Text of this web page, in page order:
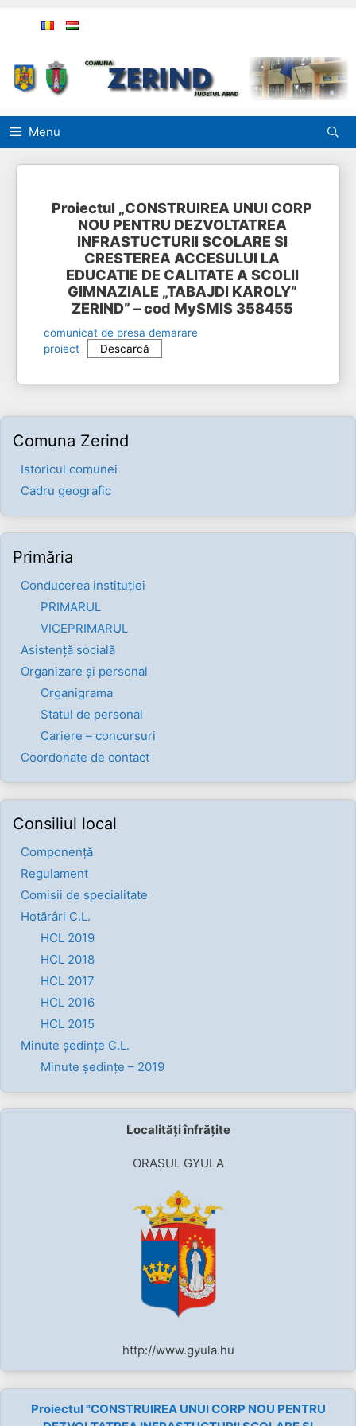
Menu
Proiectul „CONSTRUIREA UNUI CORP
NOU PENTRU DEZVOLTATREA
INFRASTUCTURII SCOLARE SI
CRESTEREA ACCESULUI LA
EDUCATIE DE CALITATE A SCOLII
GIMNAZIALE „TABAJDI KAROLY”
ZERIND” – cod MySMIS 358455
comunicat de presa demarare
proiect
Descarcă
Comuna Zerind
Istoricul comunei
Cadru geografic
Primăria
Conducerea instituției
PRIMARUL
VICEPRIMARUL
Asistență socială
Organizare și personal
Organigrama
Statul de personal
Cariere – concursuri
Coordonate de contact
Consiliul local
Componenţă
Regulament
Comisii de specialitate
Hotărâri C.L.
HCL 2019
HCL 2018
HCL 2017
HCL 2016
HCL 2015
Minute ședințe C.L.
Minute ședințe – 2019
Localități înfrățite
ORAȘUL GYULA
http://www.gyula.hu
Proiectul "CONSTRUIREA UNUI CORP NOU PENTRU